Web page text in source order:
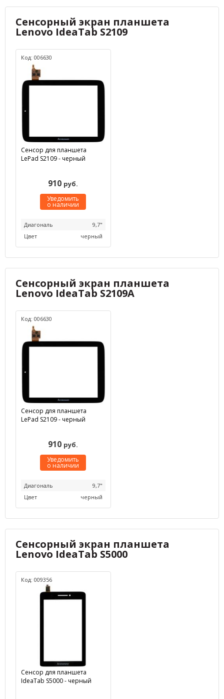
Сенсорный экран планшета
Lenovo IdeaTab S2109
Код: 006630
Сенсор для планшета
LePad S2109 - черный
910 руб.
Уведомить
о наличии
Диагональ
9,7"
Цвет
черный
Сенсорный экран планшета
Lenovo IdeaTab S2109A
Код: 006630
Сенсор для планшета
LePad S2109 - черный
910 руб.
Уведомить
о наличии
Диагональ
9,7"
Цвет
черный
Сенсорный экран планшета
Lenovo IdeaTab S5000
Код: 009356
Сенсор для планшета
IdeaTab S5000 - черный